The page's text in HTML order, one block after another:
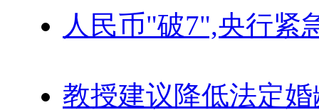
人民币"破7",央行紧
教授建议降低法定婚